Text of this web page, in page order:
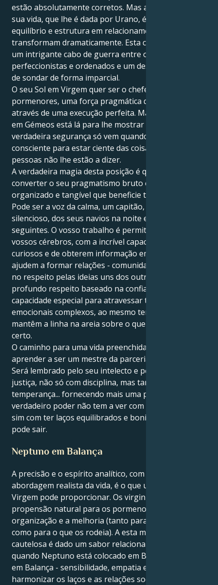
estão absolutamente corretos. Mas a grande lição da
sua vida, que lhe é dada por Urano, é estabelecer
equilíbrio e estrutura em relacionamentos que se
transformam dramaticamente. Esta combinação cria
um intrigante cabo de guerra entre os seus instintos
perfeccionistas e ordenados e um desejo profundo
de sondar de forma imparcial.
O seu Sol em Virgem quer ser o chefe dos
pormenores, uma força pragmática que triunfa
através de uma execução perfeita. Mas o seu Urano
em Gémeos está lá para lhe mostrar que a
verdadeira segurança só vem quando faz um esforço
consciente para estar ciente das coisas que as
pessoas não lhe estão a dizer.
A verdadeira magia desta posição é que pode
converter o seu pragmatismo bruto em algo
organizado e tangível que beneficie todos os outros.
Pode ser a voz da calma, um capitão, ainda que
silencioso, dos seus navios na noite e nos dias
seguintes. O vosso trabalho é permitir que esses
vossos cérebros, com a incrível capacidade de serem
curiosos e de obterem informação em bruto, saiam e
ajudem a formar relações - comunidades baseadas
no respeito pelas ideias uns dos outros e num
profundo respeito baseado na confiança. Têm uma
capacidade especial para atravessar terrenos
emocionais complexos, ao mesmo tempo que
mantêm a linha na areia sobre o que acham que está
certo.
O caminho para uma vida preenchida passa por
aprender a ser um mestre da parceria equitativa.
Será lembrado pelo seu intelecto e pela busca da
justiça, não só com disciplina, mas também com
temperança... fornecendo mais uma prova de que o
verdadeiro poder não tem a ver com o que sabe, mas
sim com ter laços equilibrados e bonitos de onde se
pode sair.
Neptuno em Balança
A precisão e o espírito analítico, com uma
abordagem realista da vida, é o que um Sol em
Virgem pode proporcionar. Os virginianos têm uma
propensão natural para os pormenores, a
organização e a melhoria (tanto para si próprios
como para o que os rodeia). A esta mesma energia
cautelosa é dado um sabor relacional e idealista
quando Neptuno está colocado em Balança. Neptuno
em Balança - sensibilidade, empatia e vontade de
harmonizar os laços e as relações sociais.